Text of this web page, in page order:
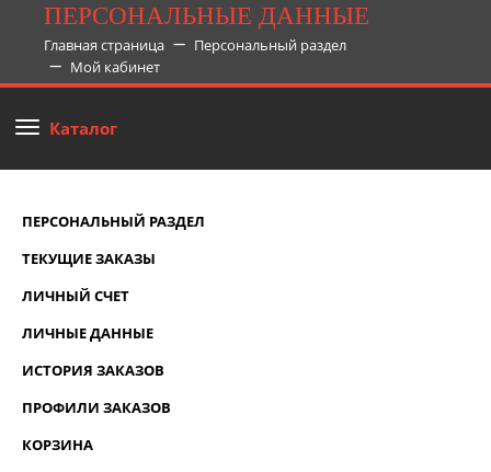
ПЕРСОНАЛЬНЫЕ ДАННЫЕ
Главная страница
Персональный раздел
Мой кабинет
Каталог
ПЕРСОНАЛЬНЫЙ РАЗДЕЛ
ТЕКУЩИЕ ЗАКАЗЫ
ЛИЧНЫЙ СЧЕТ
ЛИЧНЫЕ ДАННЫЕ
ИСТОРИЯ ЗАКАЗОВ
ПРОФИЛИ ЗАКАЗОВ
КОРЗИНА